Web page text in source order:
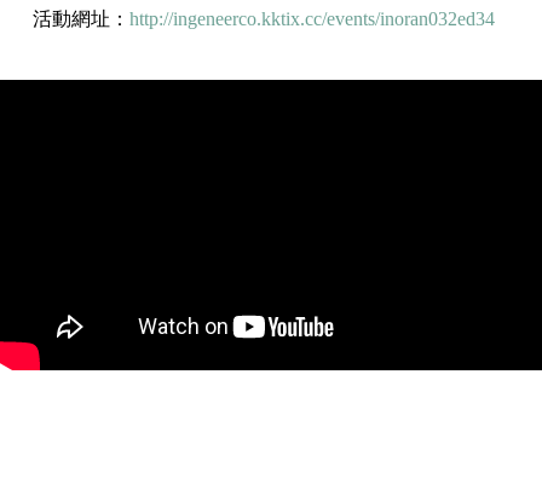
活動網址： http://ingeneerco.kktix.cc/events/inoran032ed34